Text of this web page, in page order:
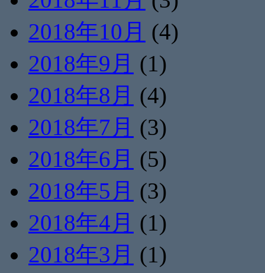
2018年10月 (4)
2018年9月 (1)
2018年8月 (4)
2018年7月 (3)
2018年6月 (5)
2018年5月 (3)
2018年4月 (1)
2018年3月 (1)